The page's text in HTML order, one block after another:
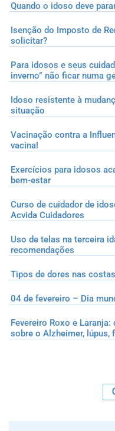
Quando o idoso deve
Isenção do Imposto de
solicitar?
Para idosos e seus
inverno” não ficar numa
Idoso resistente à
situação
Vacinação contra a
vacina!
Exercícios para idosos
bem-estar
Curso de cuidador de
Acvida Cuidadores
Uso de telas na terceira
recomendações
Tipos de dores nas
04 de fevereiro – Dia
Fevereiro Roxo e
sobre o Alzheimer,